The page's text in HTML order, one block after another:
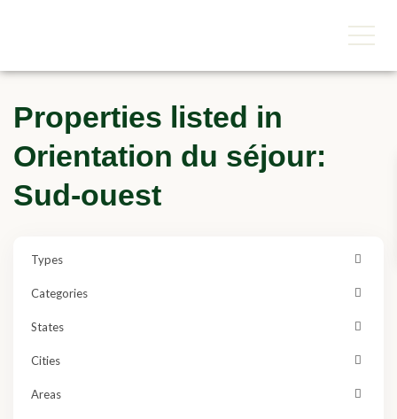
Properties listed in
Orientation du séjour:
Sud-ouest
Types
Categories
States
Cities
Areas